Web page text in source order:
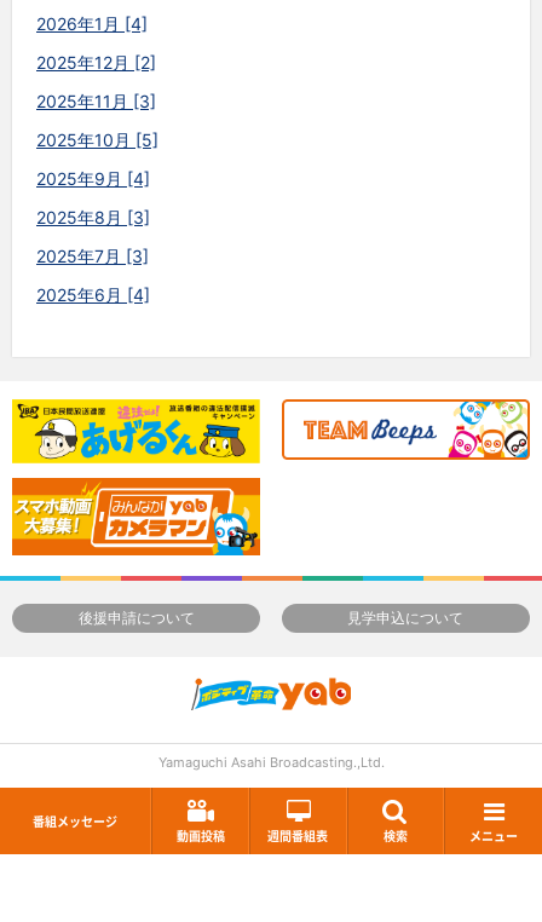
番組メッセージ
動画投稿
週間番組表 検索 メニュー
2026年1月 [4]
2025年12月 [2]
2025年11月 [3]
2025年10月 [5]
2025年9月 [4]
2025年8月 [3]
2025年7月 [3]
2025年6月 [4]
後援申請について 見学申込について
Yamaguchi Asahi Broadcasting.,Ltd.